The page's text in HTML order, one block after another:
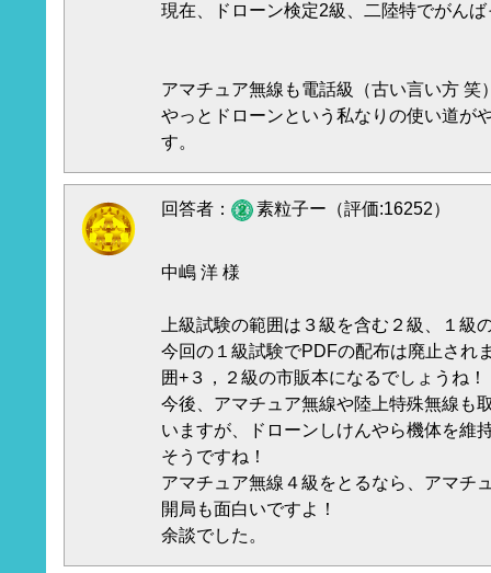
現在、ドローン検定2級、二陸特でがん
アマチュア無線も電話級（古い言い方 笑
やっとドローンという私なりの使い道が
す。
回答者： 素粒子ー（評価:16252）
中嶋 洋 様
上級試験の範囲は３級を含む２級、１級
今回の１級試験でPDFの配布は廃止され
囲+３，２級の市販本になるでしょうね！
今後、アマチュア無線や陸上特殊無線も
いますが、ドローンしけんやら機体を維
そうですね！
アマチュア無線４級をとるなら、アマチ
開局も面白いですよ！
余談でした。